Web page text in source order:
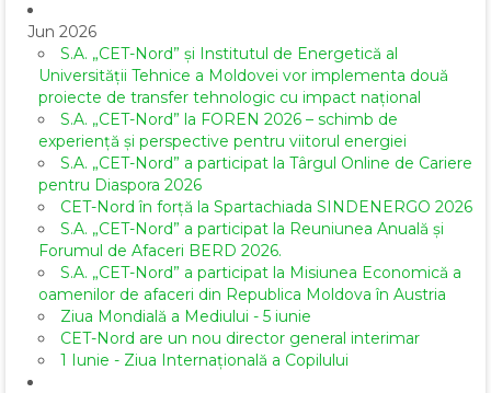
Jun 2026
S.A. „CET-Nord” și Institutul de Energetică al
Universității Tehnice a Moldovei vor implementa două
proiecte de transfer tehnologic cu impact național
S.A. „CET-Nord” la FOREN 2026 – schimb de
experiență și perspective pentru viitorul energiei
S.A. „CET-Nord” a participat la Târgul Online de Cariere
pentru Diaspora 2026
CET-Nord în forță la Spartachiada SINDENERGO 2026
S.A. „CET-Nord” a participat la Reuniunea Anuală și
Forumul de Afaceri BERD 2026.
S.A. „CET-Nord” a participat la Misiunea Economică a
oamenilor de afaceri din Republica Moldova în Austria
Ziua Mondială a Mediului - 5 iunie
CET-Nord are un nou director general interimar
1 Iunie - Ziua Internațională a Copilului